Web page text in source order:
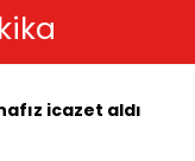
icazet aldı